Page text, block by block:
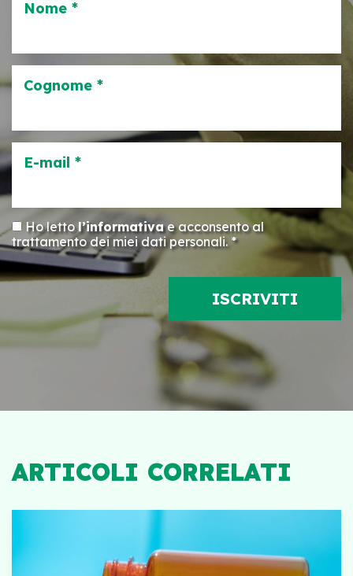
Nome *
Cognome *
E-mail *
Ho lettol’informativae acconsento al
trattamento dei miei dati personali. *
ARTICOLI CORRELATI